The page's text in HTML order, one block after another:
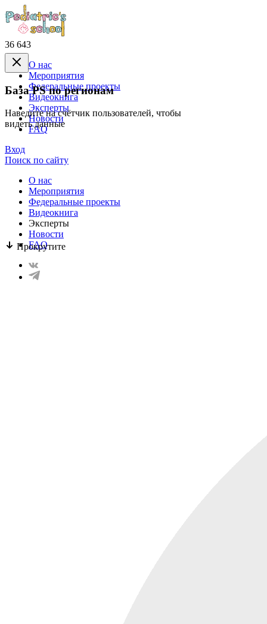
36 643
База PS по регионам
Наведите на счётчик пользователей, чтобы
видеть данные
Прокрутите
О нас
Mероприятия
Федеральные проекты
Видеокнига
Эксперты
Новости
FAQ
Вход
Поиск по сайту
О нас
Mероприятия
Федеральные проекты
Видеокнига
Эксперты
Новости
FAQ